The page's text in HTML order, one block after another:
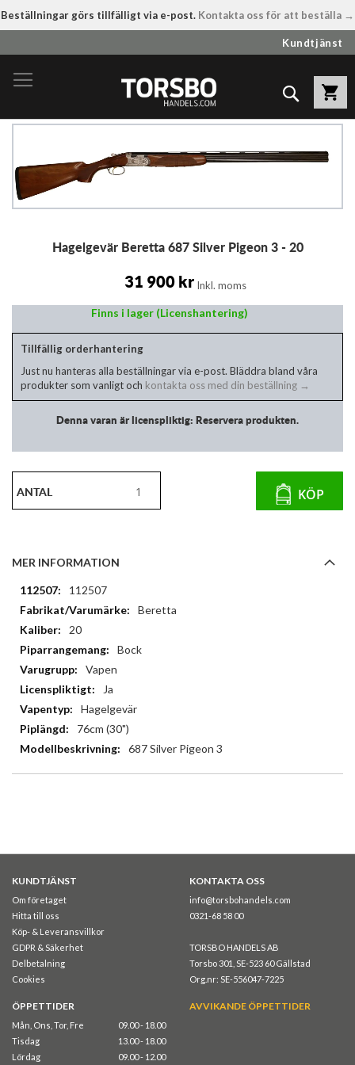
Beställningar görs tillfälligt via e-post. Kontakta oss för att beställa →
till
innehållet
Kundtjänst
Sök
av
bildgalleriet
Hagelgevär Beretta 687 Silver Pigeon 3 - 20
31 900 kr Inkl. moms
Finns i lager (Licenshantering)
Tillfällig orderhantering
Just nu hanteras alla beställningar via e-post. Bläddra bland våra
produkter som vanligt och kontakta oss med din beställning →
Denna varan är licenspliktig: Reservera produkten.
ANTAL KÖP
MER INFORMATION
Mer
information
112507
Beretta
20
Bock
Vapen
Ja
Hagelgevär
76cm (30")
687 Silver Pigeon 3
KUNDTJÄNST
Om företaget
Hitta till oss
Köp- & Leveransvillkor
GDPR & Säkerhet
Delbetalning
Cookies
KONTAKTA OSS
info@torsbohandels.com
0321-68 58 00
TORSBO HANDELS AB
Torsbo 301, SE-523 60 Gällstad
Org.nr: SE-556047-7225
ÖPPETTIDER
Mån, Ons, Tor, Fre
09.00 - 18.00
Tisdag
13.00 - 18.00
Lördag
09.00 - 12.00
AVVIKANDE ÖPPETTIDER